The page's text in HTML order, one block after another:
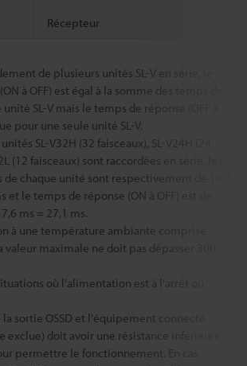
Récepteur
de plusieurs unités SL-V en série, le
à OFF) est égal à la somme des temps de
SL-V mais le temps de réponse (OFF à
pour une seule unité SL-V.
SL-V32H (32 faisceaux), SL-V24H (24
(12 faisceaux) sont raccordées en série, les
chaque unité sont respectivement de 10,3
et le temps de réponse (ON à OFF) est de
ms = 27,1 ms.
à une température ambiante comprise
valeur maximale ne doit pas dépasser 300
où l'alimentation est à l'arrêt ou
sortie OSSD et l'équipement connecté
exclue) doit avoir une résistance inférieure
permettre le fonctionnement. En cas